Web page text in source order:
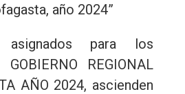
año 2024”
para los
GOBIERNO REGIONAL
AÑO 2024, ascienden